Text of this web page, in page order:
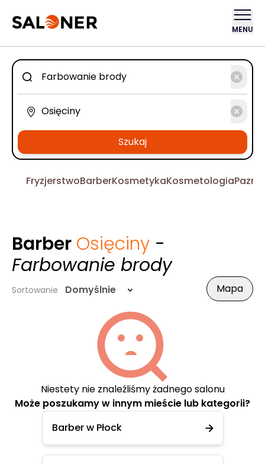
MENU
Szukaj
FryzjerstwoBarberKosmetykaKosmetologia
Barber Osięciny -
Farbowanie brody
Sortowanie Domyślnie Mapa
Niestety nie znaleźliśmy żadnego salonu
Może poszukamy w innym mieście lub kategorii?
Barber w Płock